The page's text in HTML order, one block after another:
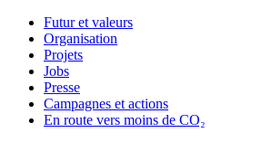
Futur et valeurs
Organisation
Projets
Jobs
Presse
Campagnes et actions
En route vers moins de CO₂